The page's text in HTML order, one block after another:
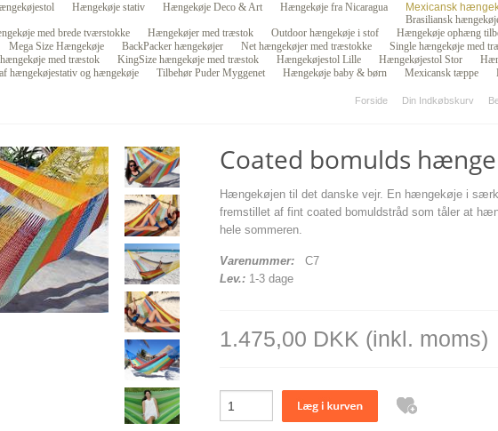
Hængekøje stativ Hængekøje Deco & Art Hængekøje fra Nicaragua
Mexicansk
Brasiliansk
med brede tværstokke Hængekøjer med træstok Outdoor hængekøje i stof Hængekøje ophæng
Mega Size Hængekøje BackPacker hængekøjer Net hængekøjer med træstokke
Single hængekøje med
med træstok KingSize hængekøje med træstok Hængekøjestol Lille Hængekøjestol Stor
hængekøjestativ og hængekøje Tilbehør Puder Myggenet Hængekøje baby & børn Mexicansk tæppe
Forside Din Indkøbskurv
Coated bomulds
Hængekøjen til det danske vejr. En hængekøje i
fremstillet af fint coated bomuldstråd som tåler at
hele sommeren.
Varenummer:
C7
Lev.: 1-3 dage
1.475,00 DKK (inkl. moms)